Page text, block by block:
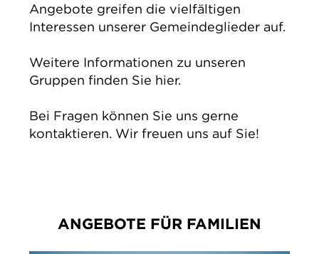
Angebote greifen die vielfältigen
Interessen unserer Gemeindeglieder auf.
Weitere Informationen zu unseren
Gruppen finden Sie hier.
Bei Fragen können Sie uns gerne
kontaktieren. Wir freuen uns auf Sie!
ANGEBOTE FÜR FAMILIEN